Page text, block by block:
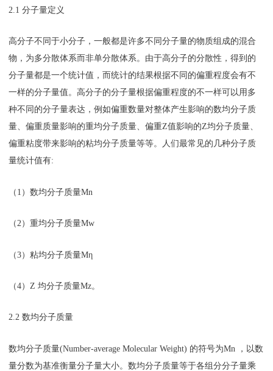
2.1 分子量定义
高分子不同于小分子，一般都是许多不同分子量的物质组成的混合
物，为多分散体系而非单分散体系。由于高分子的分散性，得到的
分子量都是一个统计值，而统计的结果根据不同的偏重程度会有不
一样的分子量值。高分子的分子量根据偏重程度的不一样可以用多
种不同的分子量表达，例如偏重数量对整体产生影响的数均分子质
量、偏重质量影响的重均分子质量、偏重Z值影响的Z均分子质量、
偏重粘度带来影响的粘均分子质量等等。人们最常见的几种分子质
量统计值有:
（1）数均分子质量Mn
（2）重均分子质量Mw
（3）粘均分子质量Mη
（4）Z 均分子质量Mz。
2.2 数均分子质量
数均分子质量(Number-average Molecular Weight) 的符号为Mn ，以数
量分数为基准衡量分子量大小。数均分子质量等于各组分分子量乘